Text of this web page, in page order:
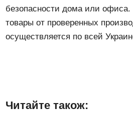
безопасности дома или
товары от проверенных
осуществляется по всей
Читайте також: